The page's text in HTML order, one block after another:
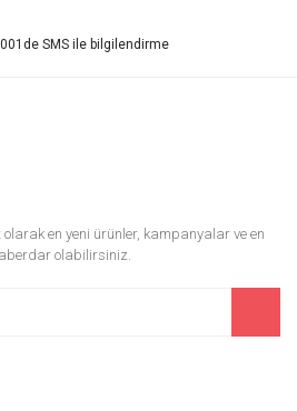
en yeni ürünler, kampanyalar ve en
olabilirsiniz.